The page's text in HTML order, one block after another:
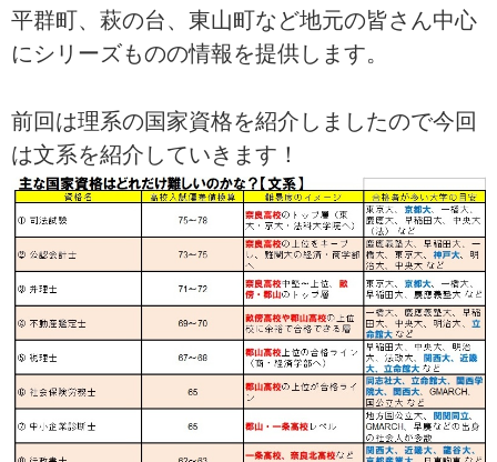
平群町、萩の台、東山町など地元の皆さん中心
にシリーズものの情報を提供します。
前回は理系の国家資格を紹介しましたので今回
は文系を紹介していきます！